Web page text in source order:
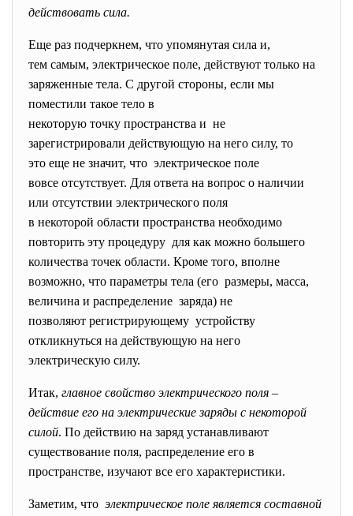
действовать сила.
Еще раз подчеркнем, что упомянутая сила и,
тем самым, электрическое поле, действуют только на
заряженные тела. С другой стороны, если мы
поместили такое тело в
некоторую точку пространства и не
зарегистрировали действующую на него силу, то
это еще не значит, что электрическое поле
вовсе отсутствует. Для ответа на вопрос о наличии
или отсутствии электрического поля
в некоторой области пространства необходимо
повторить эту процедуру для как можно большего
количества точек области. Кроме того, вполне
возможно, что параметры тела (его размеры, масса,
величина и распределение заряда) не
позволяют регистрирующему устройству
откликнуться на действующую на него
электрическую силу.
Итак, главное свойство электрического поля –
действие его на электрические заряды с некоторой
силой. По действию на заряд устанавливают
существование поля, распределение его в
пространстве, изучают все его характеристики.
Заметим, что электрическое поле является составной